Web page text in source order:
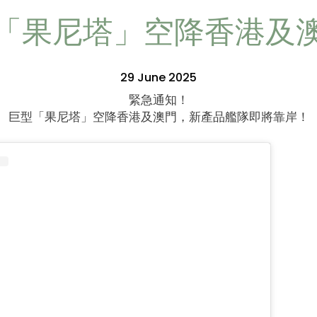
果尼塔」空降香港及
29 June 2025
緊急通知！
巨型「果尼塔」空降香港及澳門，新產品艦隊即將靠岸！